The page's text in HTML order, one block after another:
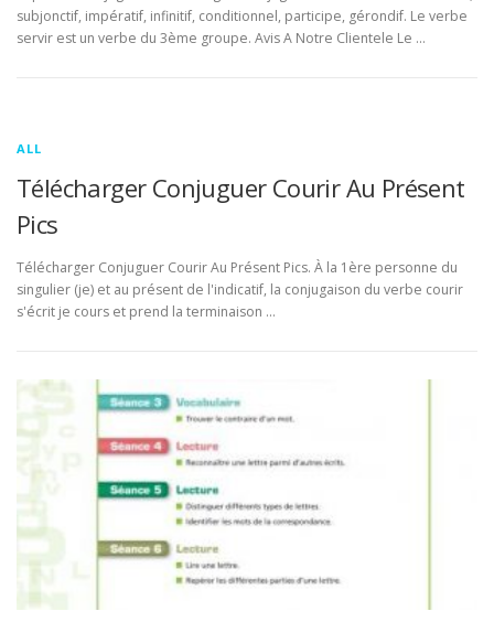
subjonctif, impératif, infinitif, conditionnel, participe, gérondif. Le verbe
servir est un verbe du 3ème groupe. Avis A Notre Clientele Le …
ALL
Télécharger Conjuguer Courir Au Présent
Pics
Télécharger Conjuguer Courir Au Présent Pics. À la 1ère personne du
singulier (je) et au présent de l'indicatif, la conjugaison du verbe courir
s'écrit je cours et prend la terminaison …